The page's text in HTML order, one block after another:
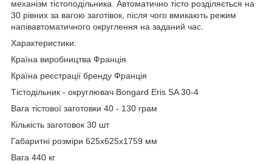
механізм тістоподільника. Автоматично тісто розділяється на
30 рівних за вагою заготівок, після чого вмикають режим
напівавтоматичного округлення на заданий час.
Характеристики:
Країна виробництва Франція
Країна реєстрації бренду Франція
Тістодільник - округлювач Bongard Eris SA 30-4
Вага тістової заготовки 40 - 130 грам
Кількість заготовок 30 шт
Габаритні розміри 625х625х1759 мм
Вага 440 кг